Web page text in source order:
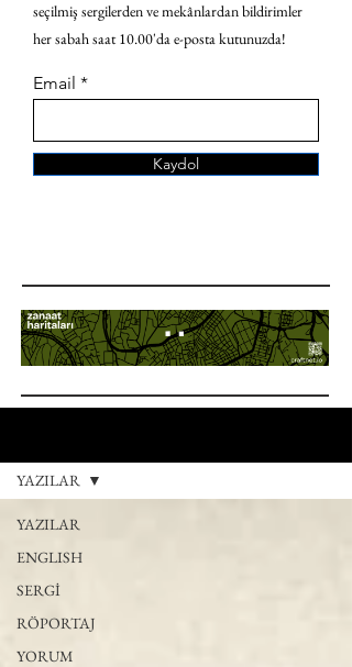
seçilmiş sergilerden ve mekânlardan bildirimler
her sabah saat 10.00'da e-posta kutunuzda!
Email
Kaydol
YAZILAR
ENGLISH
SERGİ
RÖPORTAJ
YORUM
YAZILAR